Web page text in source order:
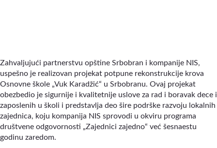
Zahvaljujući partnerstvu opštine Srbobran i kompanije NIS,
uspešno je realizovan projekat potpune rekonstrukcije krova
Osnovne škole „Vuk Karadžić“ u Srbobranu. Ovaj projekat
obezbedio je sigurnije i kvalitetnije uslove za rad i boravak dece i
zaposlenih u školi i predstavlja deo šire podrške razvoju lokalnih
zajednica, koju kompanija NIS sprovodi u okviru programa
društvene odgovornosti „Zajednici zajedno“ već šesnaestu
godinu zaredom.